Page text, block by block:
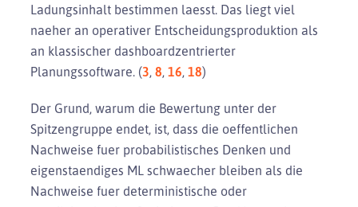
Ladungsinhalt bestimmen laesst. Das liegt viel
naeher an operativer Entscheidungsproduktion als
an klassischer dashboardzentrierter
Planungssoftware. (3, 8, 16, 18)
Der Grund, warum die Bewertung unter der
Spitzengruppe endet, ist, dass die oeffentlichen
Nachweise fuer probabilistisches Denken und
eigenstaendiges ML schwaecher bleiben als die
Nachweise fuer deterministische oder